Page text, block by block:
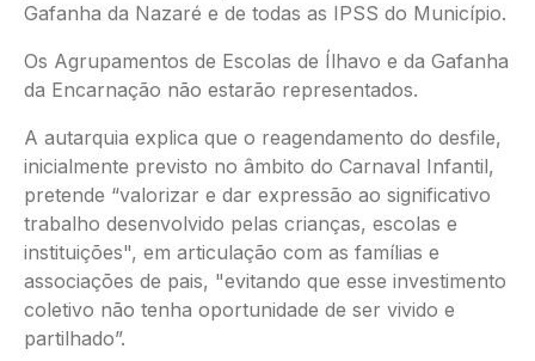
Gafanha da Nazaré e de todas as IPSS do Município.
Os Agrupamentos de Escolas de Ílhavo e da Gafanha
da Encarnação não estarão representados.
A autarquia explica que o reagendamento do desfile,
inicialmente previsto no âmbito do Carnaval Infantil,
pretende “valorizar e dar expressão ao significativo
trabalho desenvolvido pelas crianças, escolas e
instituições", em articulação com as famílias e
associações de pais, "evitando que esse investimento
coletivo não tenha oportunidade de ser vivido e
partilhado”.